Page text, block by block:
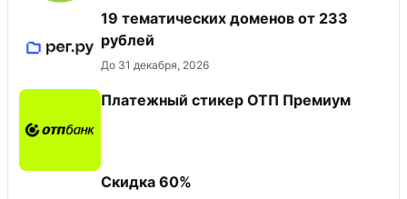
19 тематических доменов от 233
рублей
До 31 декабря, 2026
Платежный стикер ОТП Премиум
Скидка 60%